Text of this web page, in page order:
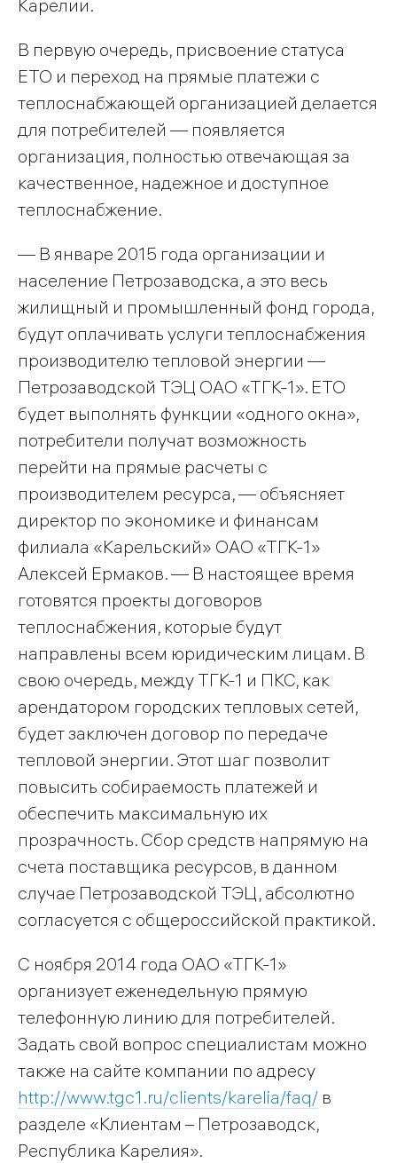
Карелии.
В первую очередь, присвоение статуса
ЕТО и переход на прямые платежи с
теплоснабжающей организацией делается
для потребителей — появляется
организация, полностью отвечающая за
качественное, надежное и доступное
теплоснабжение.
— В январе 2015 года организации и
население Петрозаводска, а это весь
жилищный и промышленный фонд города,
будут оплачивать услуги теплоснабжения
производителю тепловой энергии —
Петрозаводской ТЭЦ ОАО «ТГК-1». ЕТО
будет выполнять функции «одного окна»,
потребители получат возможность
перейти на прямые расчеты с
производителем ресурса, — объясняет
директор по экономике и финансам
филиала «Карельский» ОАО «ТГК-1»
Алексей Ермаков. — В настоящее время
готовятся проекты договоров
теплоснабжения, которые будут
направлены всем юридическим лицам. В
свою очередь, между ТГК-1 и ПКС, как
арендатором городских тепловых сетей,
будет заключен договор по передаче
тепловой энергии. Этот шаг позволит
повысить собираемость платежей и
обеспечить максимальную их
прозрачность. Сбор средств напрямую на
счета поставщика ресурсов, в данном
случае Петрозаводской ТЭЦ, абсолютно
согласуется с общероссийской практикой.
С ноября 2014 года ОАО «ТГК-1»
организует еженедельную прямую
телефонную линию для потребителей.
Задать свой вопрос специалистам можно
также на сайте компании по адресу
http://www.tgc1.ru/clients/karelia/faq/ в
разделе «Клиентам – Петрозаводск,
Республика Карелия».